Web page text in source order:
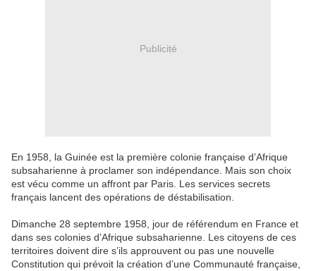
Publicité
En 1958, la Guinée est la première colonie française d’Afrique
subsaharienne à proclamer son indépendance. Mais son choix
est vécu comme un affront par Paris. Les services secrets
français lancent des opérations de déstabilisation.
Dimanche 28 septembre 1958, jour de référendum en France et
dans ses colonies d’Afrique subsaharienne. Les citoyens de ces
territoires doivent dire s’ils approuvent ou pas une nouvelle
Constitution qui prévoit la création d’une Communauté française,